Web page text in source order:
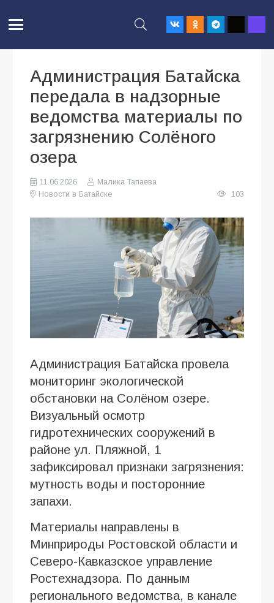
Администрация Батайска
передала в надзорные
ведомства материалы по
загрязнению Солёного
озера
11.06.2026
Малика Тапаева
Новости в Батайске
103
Администрация Батайска провела
мониторинг экологической
обстановки на Солёном озере.
Визуальный осмотр
гидротехнических сооружений в
районе ул. Пляжной, 1
зафиксировал признаки загрязнения:
мутность воды и посторонние
запахи.
Материалы направлены в
Минприроды Ростовской области и
Северо-Кавказское управление
Ростехнадзора. По данным
регионального ведомства, в канале